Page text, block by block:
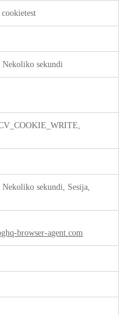
sekundi
sekundi, Sesija,
browser-agent.com